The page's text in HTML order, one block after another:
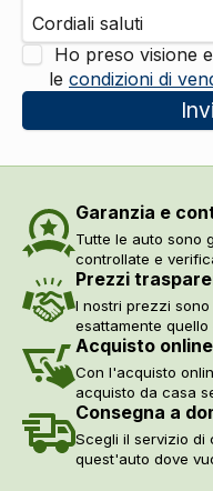
Ho preso visione
le condizioni di
Garanzia e
Tutte le auto sono
controllate e
Prezzi
I nostri prezzi
esattamente quello
Acquisto online
Con l'acquisto
acquisto da casa
Consegna a
Scegli il servizio di
quest'auto dove